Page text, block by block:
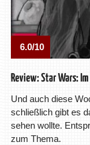
6.0/10
Review: Star Wars:
Und auch diese
schließlich gibt es
sehen wollte.
zum Thema.